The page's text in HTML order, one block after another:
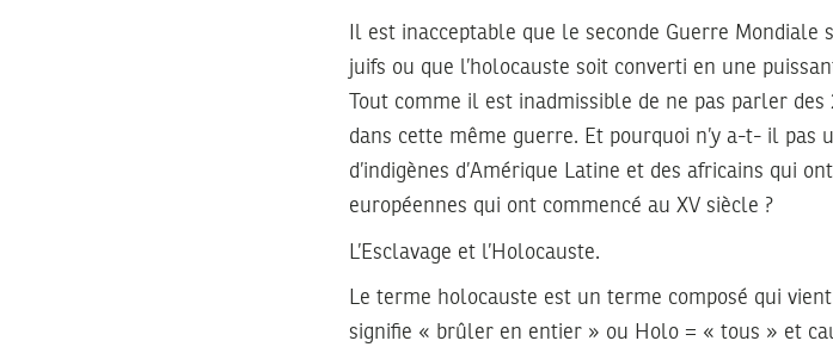
Il est inacceptable que le seconde Guerre
juifs ou que l’holocauste soit converti en une
Tout comme il est inadmissible de ne pas parler
dans cette même guerre. Et pourquoi n’y a-t- il pas
d’indigènes d’Amérique Latine et des africains qui
européennes qui ont commencé au XV siècle ?
L’Esclavage et l’Holocauste.
Le terme holocauste est un terme composé qui
signifie « brûler en entier » ou Holo = « tous » et